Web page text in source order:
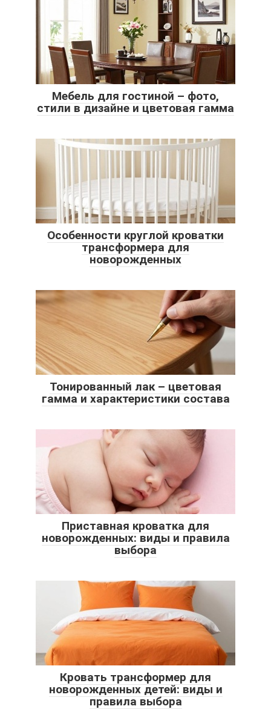
Мебель для гостиной – фото,
стили в дизайне и цветовая гамма
Особенности круглой кроватки
трансформера для
новорожденных
Тонированный лак – цветовая
гамма и характеристики состава
Приставная кроватка для
новорожденных: виды и правила
выбора
Кровать трансформер для
новорожденных детей: виды и
правила выбора